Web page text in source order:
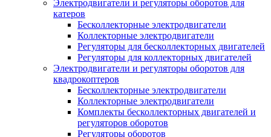
Электродвигатели и регуляторы оборотов для
катеров
Бесколлекторные электродвигатели
Коллекторные электродвигатели
Регуляторы для бесколлекторных двигателей
Регуляторы для коллекторных двигателей
Электродвигатели и регуляторы оборотов для
квадрокоптеров
Бесколлекторные электродвигатели
Коллекторные электродвигатели
Комплекты бесколлекторных двигателей и
регуляторов оборотов
Регуляторы оборотов